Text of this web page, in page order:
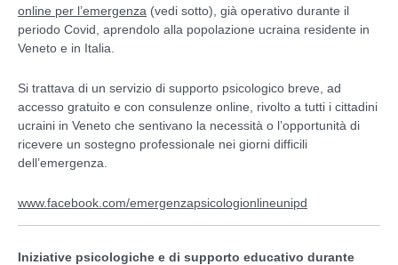
online per l’emergenza (vedi sotto), già operativo durante il
periodo Covid, aprendolo alla popolazione ucraina residente in
Veneto e in Italia.
Si trattava di un servizio di supporto psicologico breve, ad
accesso gratuito e con consulenze online, rivolto a tutti i cittadini
ucraini in Veneto che sentivano la necessità o l’opportunità di
ricevere un sostegno professionale nei giorni difficili
dell’emergenza.
www.facebook.com/emergenzapsicologionlineunipd
Iniziative psicologiche e di supporto educativo durante